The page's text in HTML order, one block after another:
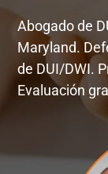
Abogado de
Maryland.
de DUI/DWI.
Evaluación